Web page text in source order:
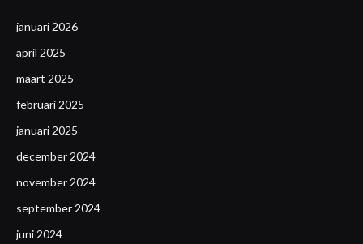
januari 2026
april 2025
maart 2025
februari 2025
januari 2025
december 2024
november 2024
september 2024
juni 2024